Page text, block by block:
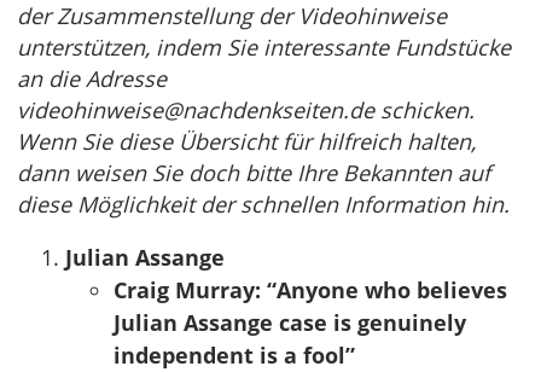
der Zusammenstellung der Videohinweise
unterstützen, indem Sie interessante Fundstücke
an die Adresse
videohinweise@nachdenkseiten.deschicken.
Wenn Sie diese Übersicht für hilfreich halten,
dann weisen Sie doch bitte Ihre Bekannten auf
diese Möglichkeit der schnellen Information hin.
Julian Assange
Craig Murray: “Anyone who believes
Julian Assange case is genuinely
independent is a fool”